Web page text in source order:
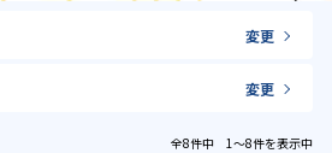
変更
変更
全8件中 1〜8件を表示中